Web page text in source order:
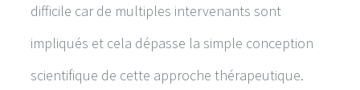
difficile car de multiples intervenants sont
impliqués et cela dépasse la simple conception
scientifique de cette approche thérapeutique.